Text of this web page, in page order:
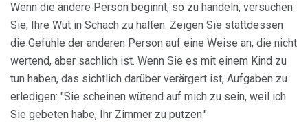
Wenn die andere Person beginnt, so zu handeln, versuchen
Sie, Ihre Wut in Schach zu halten. Zeigen Sie stattdessen
die Gefühle der anderen Person auf eine Weise an, die nicht
wertend, aber sachlich ist. Wenn Sie es mit einem Kind zu
tun haben, das sichtlich darüber verärgert ist, Aufgaben zu
erledigen: "Sie scheinen wütend auf mich zu sein, weil ich
Sie gebeten habe, Ihr Zimmer zu putzen."